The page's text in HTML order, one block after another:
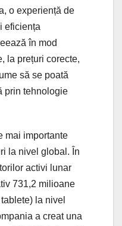
o experiență de
eficiența
în mod
la prețuri corecte,
să se poată
prin tehnologie
mai importante
la nivel global. În
activi lunar
731,2 milioane
la nivel
a creat una